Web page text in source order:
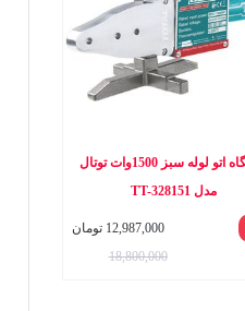
دستگاه اتو لوله سبز 1500وات توتال
مدل TT-328151
12,987,000 تومان
18,800,000